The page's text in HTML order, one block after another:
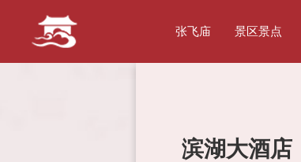
张飞庙 景区景点
滨湖大酒店